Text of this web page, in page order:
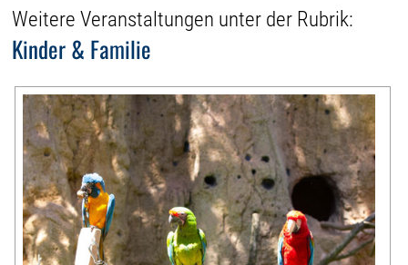
Weitere Veranstaltungen unter der Rubrik:
Kinder & Familie